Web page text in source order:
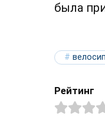
была
Рейтинг